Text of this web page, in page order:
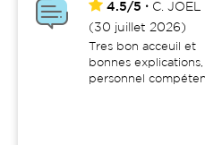
4.5/5 C. JOEL
(30 juillet 2026)
Tres bon acceuil et
bonnes explications,
personnel